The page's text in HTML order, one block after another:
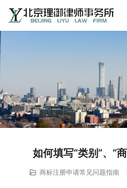
如何填写“类别”、“
商标注册申请常见问题指南